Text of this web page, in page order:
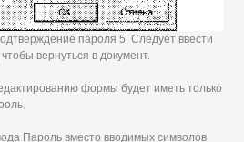
пароля 5. Следует ввести
вернуться в документ.
формы будет иметь только
Пароль вместо вводимых символов